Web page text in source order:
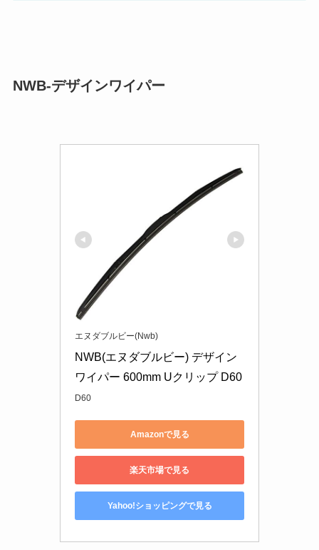
NWB-デザインワイパー
エヌダブルビー(Nwb)
NWB(エヌダブルビー) デザイン
ワイパー 600mm Uクリップ D60
D60
Amazonで見る
楽天市場で見る
Yahoo!ショッピングで見る